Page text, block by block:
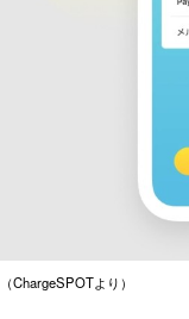
（ChargeSPOTより）